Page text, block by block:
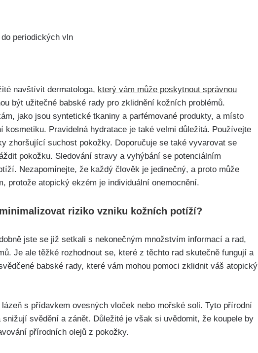
periodických vln
navštívit ​dermatologa, který vám může poskytnout správnou
být užitečné‍ babské rady pro zklidnění kožních problémů.
jako jsou ​syntetické tkaniny a parfémované⁢ produkty, a místo
kosmetiku. Pravidelná hydratace je také velmi důležitá. Používejte⁣
zhoršující suchost pokožky. ⁣Doporučuje se také vyvarovat se
pokožku. ‍Sledování ‍stravy⁢ a⁢ vyhýbání ⁢se potenciálním
Nezapomínejte, že každý člověk je jedinečný, a proto může
​protože‍ atopický ekzém‍ je individuální‍ onemocnění.
riziko vzniku kožních potíží?
jste se již setkali s nekonečným množstvím informací a‍ rad,
Je ale‌ těžké rozhodnout se, které z ​těchto rad‌ skutečně fungují a
babské rady, které vám mohou pomoci zklidnit váš atopický
s přídavkem‌ ovesných vloček nebo mořské soli. Tyto přírodní
svědění a zánět. Důležité ‍je však si uvědomit,⁤ že koupele​ by
​přírodních olejů z pokožky.